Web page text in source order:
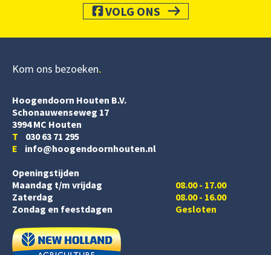
VOLG ONS
Kom ons bezoeken
Hoogendoorn Houten B.V.
Schonauwenseweg 17
3994 MC Houten
T 030 63 71 295
E info@hoogendoornhouten.nl
Openingstijden
Maandag t/m vrijdag
Zaterdag
08.00 - 17.00
08.00 - 16.00
Zondag en feestdagen
Gesloten